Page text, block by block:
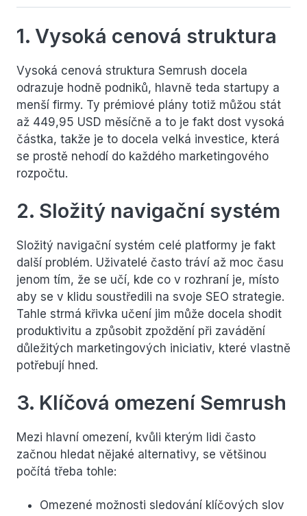
1. Vysoká cenová struktura
Vysoká cenová struktura Semrush docela
odrazuje hodně podniků, hlavně teda startupy a
menší firmy. Ty prémiové plány totiž můžou stát
až 449,95 USD měsíčně a to je fakt dost vysoká
částka, takže je to docela velká investice, která
se prostě nehodí do každého marketingového
rozpočtu.
2. Složitý navigační systém
Složitý navigační systém celé platformy je fakt
další problém. Uživatelé často tráví až moc času
jenom tím, že se učí, kde co v rozhraní je, místo
aby se v klidu soustředili na svoje SEO strategie.
Tahle strmá křivka učení jim může docela shodit
produktivitu a způsobit zpoždění při zavádění
důležitých marketingových iniciativ, které vlastně
potřebují hned.
3. Klíčová omezení Semrush
Mezi hlavní omezení, kvůli kterým lidi často
začnou hledat nějaké alternativy, se většinou
počítá třeba tohle:
Omezené možnosti sledování klíčových slov